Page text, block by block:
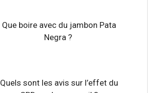
Que boire avec du jambon Pata
Negra ?
Quels sont les avis sur l’effet du